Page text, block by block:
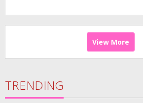
View More
TRENDING